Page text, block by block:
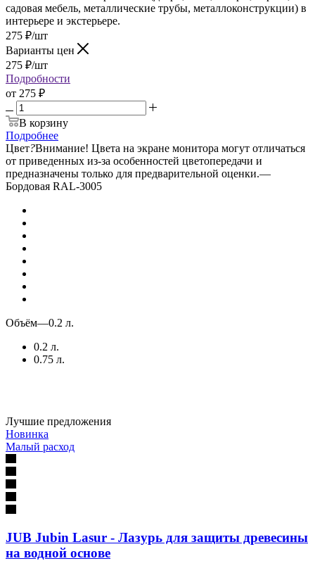
садовая мебель, металлические трубы, металлоконструкции) в
интерьере и экстерьере.
275 ₽/шт
Варианты цен
275 ₽/шт
Подробности
от 275 ₽
В корзину
Подробнее
Цвет?Внимание! Цвета на экране монитора могут отличаться
от приведенных из-за особенностей цветопередачи и
предназначены только для предварительной оценки.—
Бордовая RAL-3005
Объём—0.2 л.
0.2 л.
0.75 л.
Лучшие предложения
Новинка
Малый расход
JUB Jubin Lasur - Лазурь для защиты древесины
на водной основе